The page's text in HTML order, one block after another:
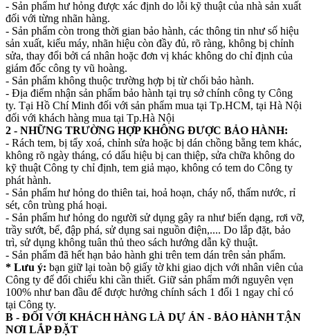
- Sản phẩm hư hỏng được xác định do lỗi kỹ thuật của nhà sản xuất
đối với từng nhãn hàng.
- Sản phẩm còn trong thời gian bảo hành, các thông tin như số hiệu
sản xuất, kiểu máy, nhãn hiệu còn đầy đủ, rõ ràng, không bị chỉnh
sửa, thay đổi bởi cá nhân hoặc đơn vị khác không do chỉ định của
giám đốc công ty vũ hoàng.
- Sản phẩm không thuộc trường hợp bị từ chối bảo hành.
- Địa điểm nhận sản phẩm bảo hành tại trụ sở chính công ty Công
ty. Tại Hồ Chí Minh đối với sản phẩm mua tại Tp.HCM, tại Hà Nội
đối với khách hàng mua tại Tp.Hà Nội
2 - NHỮNG TRƯỜNG HỢP KHÔNG ĐƯỢC BẢO HÀNH:
- Rách tem, bị tẩy xoá, chỉnh sửa hoặc bị dán chồng bằng tem khác,
không rõ ngày tháng, có dấu hiệu bị can thiệp, sửa chữa không do
kỹ thuật Công ty chỉ định, tem giả mạo, không có tem do Công ty
phát hành.
- Sản phẩm hư hỏng do thiên tai, hoả hoạn, cháy nổ, thấm nước, rỉ
sét, côn trùng phá hoại.
- Sản phẩm hư hỏng do người sử dụng gây ra như biến dạng, rơi vỡ,
trầy sướt, bể, đập phá, sử dụng sai nguồn điện,.... Do lắp đặt, bảo
trì, sử dụng không tuân thủ theo sách hướng dẫn kỹ thuật.
- Sản phẩm đã hết hạn bảo hành ghi trên tem dán trên sản phẩm.
* Lưu ý: bạn giữ lại toàn bộ giấy tờ khi giao dịch với nhân viên của
Công ty để đối chiếu khi cần thiết. Giữ sản phẩm mới nguyên vẹn
100% như ban đầu để được hưởng chính sách 1 đổi 1 ngay chỉ có
tại Công ty.
B - ĐỐI VỚI KHÁCH HÀNG LÀ DỰ ÁN - BẢO HÀNH TẬN
NƠI LẮP ĐẶT